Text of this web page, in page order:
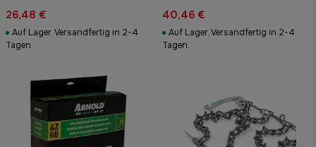
26,48 €
Auf Lager. Versandfertig in 2-4
Tagen.
40,46 €
Auf Lager. Versandfertig in 2-4
Tagen.